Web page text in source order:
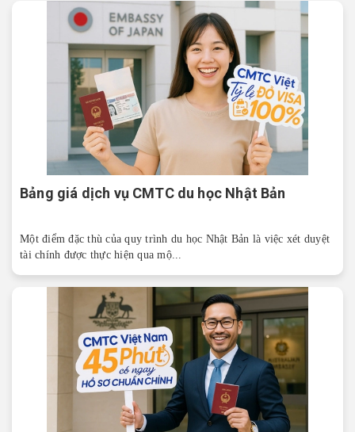
Bảng giá dịch vụ CMTC du học Nhật Bản
Một điểm đặc thù của quy trình du học Nhật Bản là việc xét duyệt
tài chính được thực hiện qua mộ...